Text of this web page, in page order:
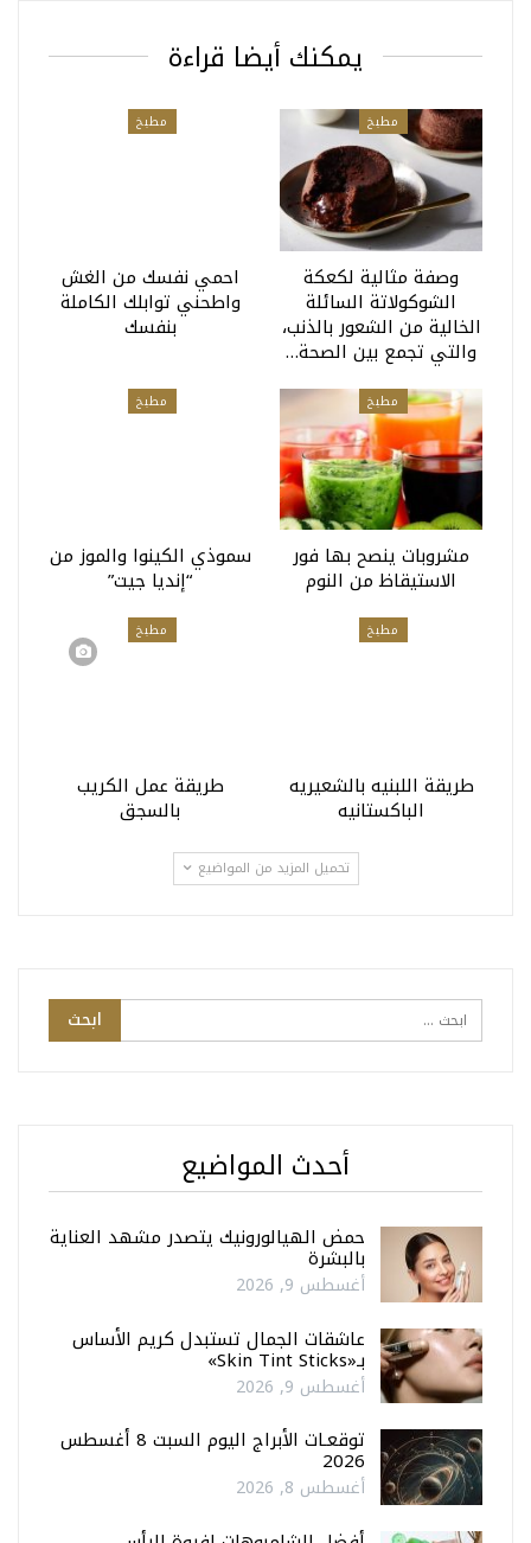
يمكنك أيضا قراءة
مطبخ
وصفة مثالية لكعكة
الشوكولاتة السائلة
الخالية من الشعور بالذنب،
والتي تجمع بين الصحة…
مطبخ
احمي نفسك من الغش
واطحني توابلك الكاملة
بنفسك
مطبخ
مشروبات ينصح بها فور
الاستيقاظ من النوم
مطبخ
سموذي الكينوا والموز من
“إنديا جيت”
مطبخ
طريقة اللبنيه بالشعيريه
الباكستانيه
مطبخ
طريقة عمل الكريب
بالسجق
تحميل المزيد من المواضيع
أحدث المواضيع
حمض الهيالورونيك يتصدر مشهد العناية
بالبشرة
أغسطس 9, 2026
عاشقات الجمال تستبدل كريم الأساس
بـ«Skin Tint Sticks»
أغسطس 9, 2026
توقعـات الأبراج اليوم السبت 8 أغسطس
2026
أغسطس 8, 2026